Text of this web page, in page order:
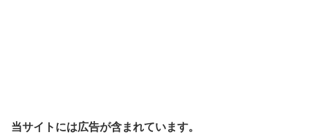
当サイトには広告が含まれています。